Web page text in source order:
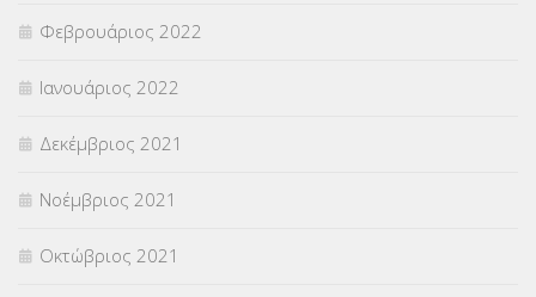
Φεβρουάριος 2022
Ιανουάριος 2022
Δεκέμβριος 2021
Νοέμβριος 2021
Οκτώβριος 2021